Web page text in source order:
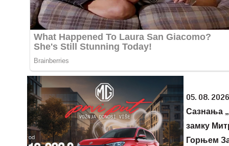
05. 08.
Сазнања
замку
Горњем